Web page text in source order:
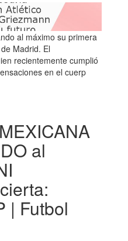
al máximo su primera
Madrid. El
recientemente cumplió
en el cuerp
al
| Futbol